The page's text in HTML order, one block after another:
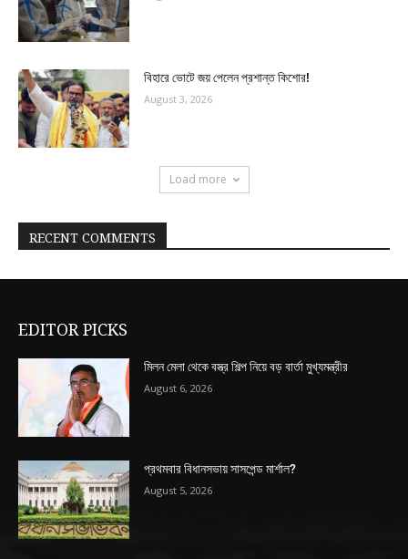
বিহারে ভোটে জয় পেলেন প্রশান্ত কিশোর!
August 3, 2026
Load more
RECENT COMMENTS
EDITOR PICKS
মিলন মেলা থেকে বস্ত্র শিল্প নিয়ে বড় বার্তা মুখ্যমন্ত্রীর
August 6, 2026
প্রথমবার বিধানসভায় সাসপেন্ড মার্শাল?
August 5, 2026